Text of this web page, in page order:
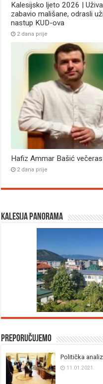
Kalesijsko ljeto 2026 |
zabavio mališane, odrasli
nastup KUD-ova
2 dana prije
Hafiz Ammar Bašić
2 dana prije
Kalesija panorama
Preporučujemo
Politička
11.01.2021.